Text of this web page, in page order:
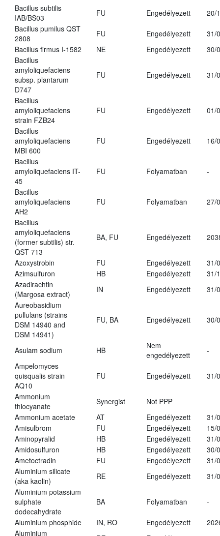
Bacillus subtilis
IAB/BS03
FU Engedélyezett
20/
Bacillus pumilus QST
2808
FU Engedélyezett
31/
Bacillus firmus I-1582
NE Engedélyezett
30/
Bacillus
amyloliquefaciens
subsp. plantarum
D747
FU Engedélyezett 31/
Bacillus
amyloliquefaciens
strain FZB24
FU Engedélyezett 01/
Bacillus
amyloliquefaciens
MBI 600
FU Engedélyezett 16/
Bacillus
amyloliquefaciens IT-
45
FU Folyamatban -
Bacillus
amyloliquefaciens
AH2
FU Folyamatban 27/
Bacillus
amyloliquefaciens
(former subtilis) str.
QST 713
BA, FU Engedélyezett
Azoxystrobin FU Engedélyezett
31/
Azimsulfuron
HB Engedélyezett
31/
Azadirachtin
(Margosa extract)
IN Engedélyezett
31/
Aureobasidium
pullulans (strains
DSM 14940 and
DSM 14941)
FU, BA Engedélyezett 30/
Asulam sodium HB
Nem
engedélyezett
-
Ampelomyces
quisqualis strain
AQ10
FU Engedélyezett 31/
Ammonium
thiocyanate
Synergist
Not PPP
Ammonium acetate
AT Engedélyezett
31/
Amisulbrom
FU Engedélyezett
15/
Aminopyralid
HB Engedélyezett
31/
Amidosulfuron
HB Engedélyezett
30/
Ametoctradin
FU Engedélyezett
31/
Aluminium silicate
(aka kaolin)
RE Engedélyezett
31/
Aluminium potassium
sulphate
dodecahydrate
BA Folyamatban -
Aluminium phosphide IN, RO Engedélyezett
Aluminium